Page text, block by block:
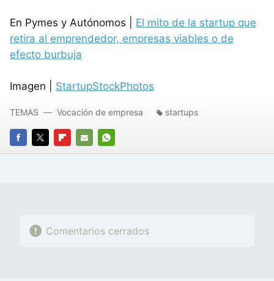
En Pymes y Autónomos | El mito de la startup que
retira al emprendedor, empresas viables o de
efecto burbuja
Imagen | StartupStockPhotos
FACEBOOK
TWITTERFLIPBOARD
E-
WHATSAPP
TEMAS Vocación de empresa startups
Comentarios cerrados